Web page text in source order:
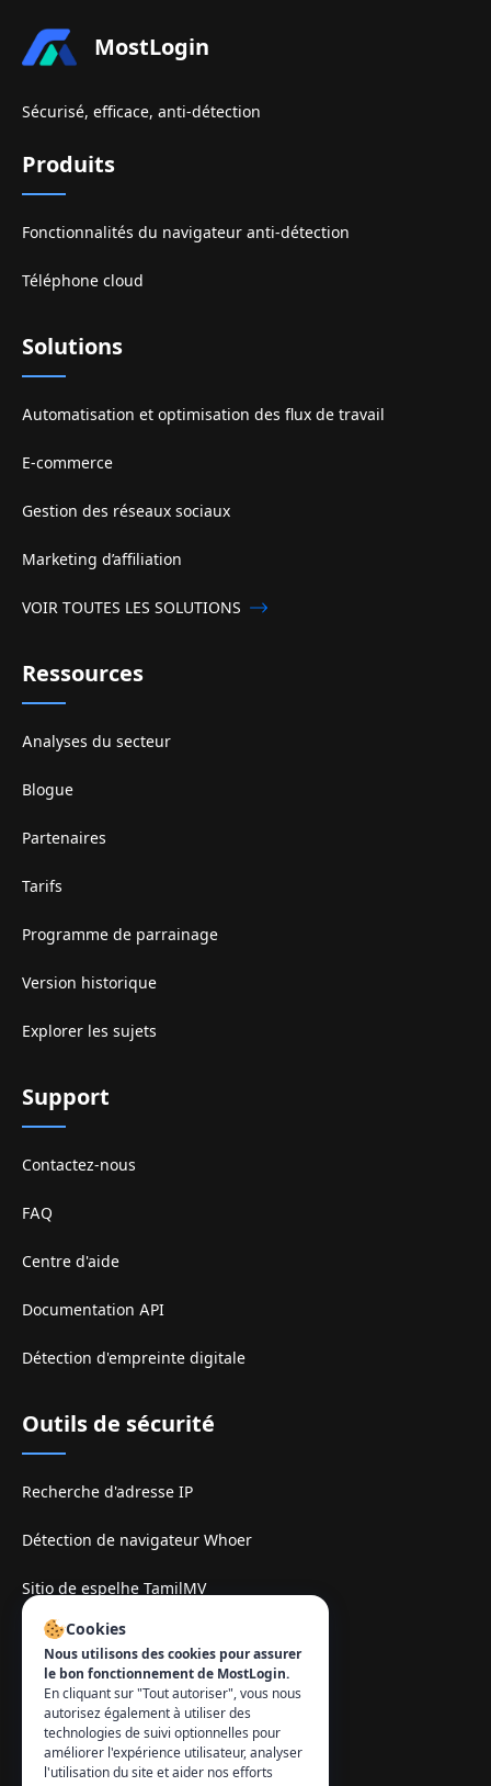
MostLogin
Sécurisé, efficace, anti-détection
Produits
Fonctionnalités du navigateur anti-détection
Téléphone cloud
Solutions
Automatisation et optimisation des flux de travail
E-commerce
Gestion des réseaux sociaux
Marketing d’affiliation
VOIR TOUTES LES SOLUTIONS
Ressources
Analyses du secteur
Blogue
Partenaires
Tarifs
Programme de parrainage
Version historique
Explorer les sujets
Support
Contactez-nous
FAQ
Centre d'aide
Documentation API
Détection d'empreinte digitale
Outils de sécurité
Recherche d'adresse IP
Détection de navigateur Whoer
Sitio de espelhe TamilMV
Contact
info@mostlogin.com
Cookies
Nous utilisons des cookies pour assurer
le bon fonctionnement de MostLogin.
En cliquant sur "Tout autoriser", vous nous
autorisez également à utiliser des
technologies de suivi optionnelles pour
améliorer l'expérience utilisateur, analyser
l'utilisation du site et aider nos efforts